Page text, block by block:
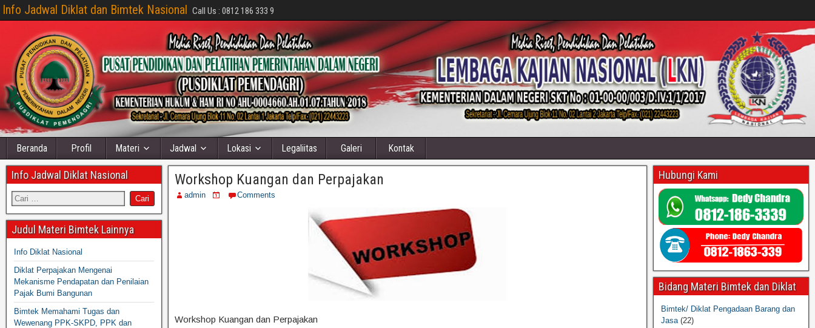
Info Jadwal Diklat dan Bimtek Nasional Call Us : 0812 186 333 9
Beranda Profil Materi Jadwal Lokasi Legaliitas Galeri Kontak
Workshop Kuangan dan Perpajakan
admin Comments
Workshop Kuangan dan Perpajakan
Info Jadwal Diklat Nasional
Judul Materi Bimtek Lainnya
Info Diklat Nasional
Diklat Perpajakan Mengenai
Mekanisme Pendapatan dan Penilaian
Pajak Bumi Bangunan
Bimtek Memahami Tugas dan
Wewenang PPK-SKPD, PPK dan
Hubungi Kami
Bidang Materi Bimtek dan Diklat
Bimtek/ Diklat Pengadaan Barang dan
Jasa(22)